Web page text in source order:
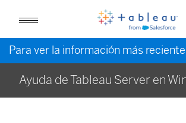
Ayuda de Tableau Server en